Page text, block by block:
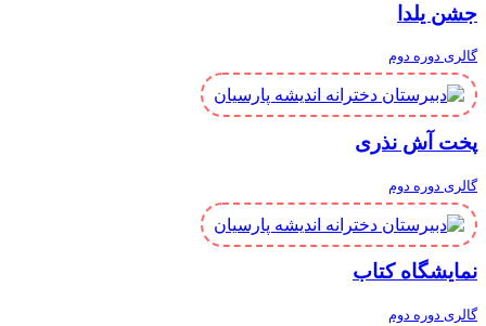
جشن یلدا
گالری دوره دوم
پخت آش نذری
گالری دوره دوم
نمایشگاه کتاب
گالری دوره دوم